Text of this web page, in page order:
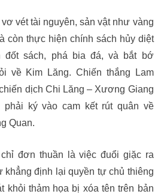
vét tài nguyên, sản vật như vàng
còn thực hiện chính sách hủy diệt
đốt sách, phá bia đá, và bắt bớ
về Kim Lăng. Chiến thắng Lam
dịch Chi Lăng – Xương Giang
phải ký vào cam kết rút quân về
Quan.
đơn thuần là việc đuổi giặc ra
khẳng định lại quyền tự chủ thiêng
khỏi thảm họa bị xóa tên trên bản